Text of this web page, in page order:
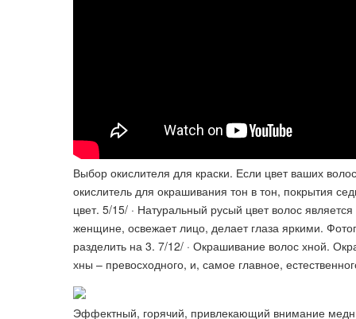
Выбор окислителя для краски. Если цвет ваших
окислитель для окрашивания тон в тон, покрытия
цвет. 5/15/ · Натуральный русый цвет волос
женщине, освежает лицо, делает глаза яркими.
разделить на 3. 7/12/ · Окрашивание волос хной.
хны – превосходного, и, самое главное,
Эффектный, горячий, привлекающий внимание